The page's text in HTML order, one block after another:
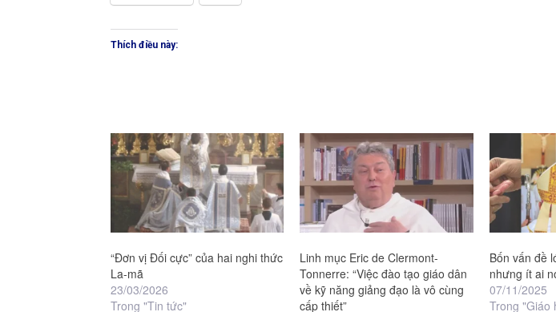
Thích điều này:
“Đơn vị Đối cực” của hai nghi thức
La-mã
23/03/2026
Trong "Tin tức"
Linh mục Eric de Clermont-
Tonnerre: “Việc đào tạo giáo dân
về kỹ năng giảng đạo là vô cùng
cấp thiết”
Bốn vấn đề
nhưng ít ai
07/11/2025
Trong "Giáo